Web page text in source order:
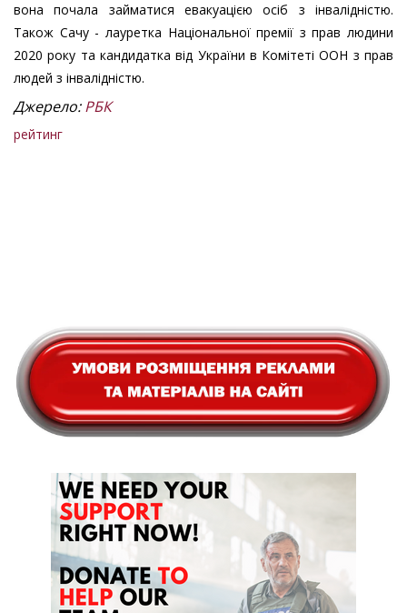
вона почала займатися евакуацією осіб з інвалідністю.
Також Сачу - лауретка Національної премії з прав людини
2020 року та кандидатка від України в Комітеті ООН з прав
людей з інвалідністю.
Джерело:РБК
рейтинг